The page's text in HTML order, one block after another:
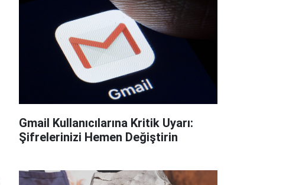
Gmail Kullanıcılarına Kritik Uyarı:
Şifrelerinizi Hemen Değiştirin